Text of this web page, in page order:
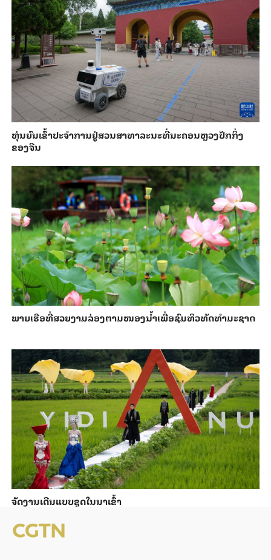
​ຫຸ່ນ​ຍົນ​ເຂົ້າ​ປະ​ຈຳ​ການ​ຢູ່​ສວນ​ສາ​ທາ​ລະ​ນະ​ທີ່​ນະ​ຄອນຫຼວງ​ປັກ​ກິ່ງ​
ຂອງ​ຈີນ
ພາຍ​ເຮືອທີ່​ສວຍ​ງາມ​ລ່ອງ​ຕາມ​​ໜອງນ້ຳ​​ເພື່ອ​ຊົມ​ທິວ​ທັດ​ທຳ​ມະ​ຊາດ
ຈັດງານເດີນແບບຊຸດໃນນາເຂົ້າ